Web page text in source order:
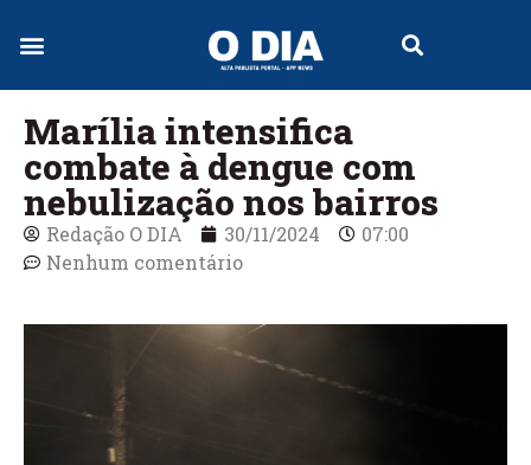
Marília intensifica
combate à dengue com
nebulização nos bairros
Redação O DIA 30/11/2024
07:00
Nenhum comentário